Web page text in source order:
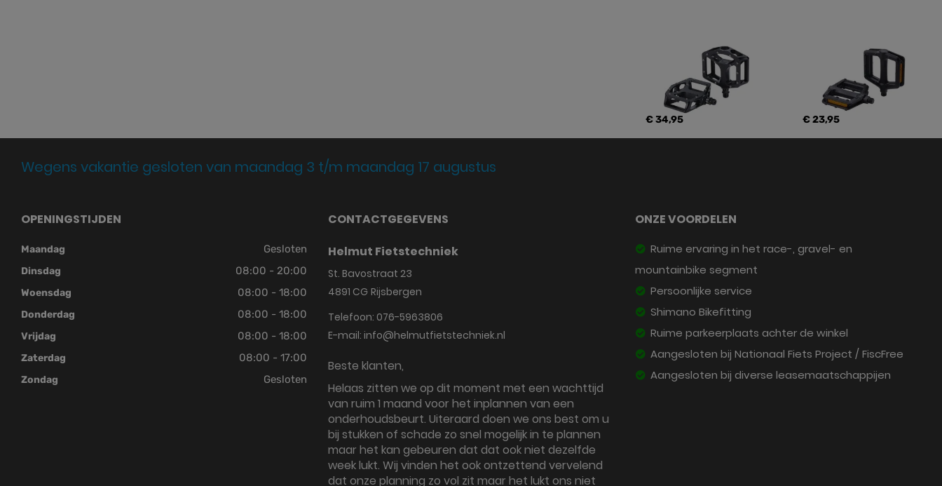
€ 34,95 € 23,95
Wegens vakantie gesloten van maandag 3 t/m maandag 17 augustus
OPENINGSTIJDEN
Maandag Gesloten
Dinsdag 08:00 - 20:00
Woensdag 08:00 - 18:00
Donderdag 08:00 - 18:00
Vrijdag 08:00 - 18:00
Zaterdag 08:00 - 17:00
Zondag Gesloten
CONTACTGEGEVENS
Helmut Fietstechniek
St. Bavostraat 23
4891 CG Rijsbergen
Telefoon: 076-5963806
E-mail: info@helmutfietstechniek.nl
Beste klanten,
Helaas zitten we op dit moment met een wachttijd
van ruim 1 maand voor het inplannen van een
onderhoudsbeurt. Uiteraard doen we ons best om u
bij stukken of schade zo snel mogelijk in te plannen
maar het kan gebeuren dat dat ook niet dezelfde
week lukt. Wij vinden het ook ontzettend vervelend
dat onze planning zo vol zit maar het lukt ons niet
ONZE VOORDELEN
Ruime ervaring in het race-, gravel- en
mountainbike segment
Persoonlijke service
Shimano Bikefitting
Ruime parkeerplaats achter de winkel
Aangesloten bij Nationaal Fiets Project / FiscFree
Aangesloten bij diverse leasemaatschappijen